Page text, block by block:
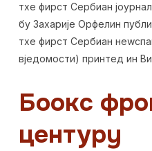
тхе фирст Сербиан
бy Захарије Орфелин
тхе фирст Сербиан
вједомости) принтед ин
Боокс
центурy